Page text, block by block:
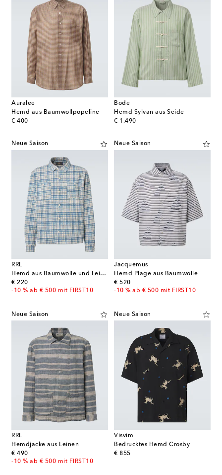
Auralee
Hemd aus Baumwollpopeline
€ 400
original price
Bode
Hemd Sylvan aus Seide
€ 1.490
original price
Neue Saison
RRL
Hemd aus Baumwolle und Leinen
€ 220
original price
-10 % ab € 500 mit FIRST10
Neue Saison
Jacquemus
Hemd Plage aus Baumwolle
€ 520
original price
-10 % ab € 500 mit FIRST10
Neue Saison
RRL
Hemdjacke aus Leinen
€ 490
original price
-10 % ab € 500 mit FIRST10
Neue Saison
Visvim
Bedrucktes Hemd Crosby
€ 855
original price